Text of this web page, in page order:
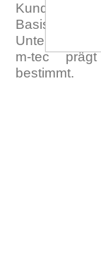
Kunden,
Basis
m-tec
bestimmt.